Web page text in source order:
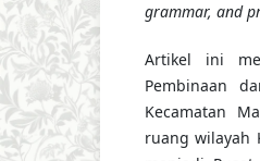
grammar, and
Artikel ini
Pembinaan
Kecamatan
ruang wilayah